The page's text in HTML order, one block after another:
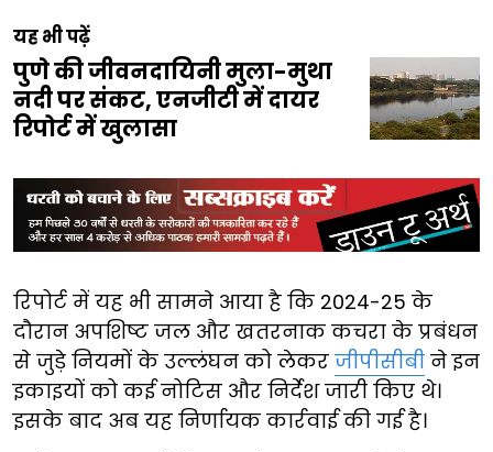
यह भी पढ़ें
पुणे की जीवनदायिनी मुला-मुथा
नदी पर संकट, एनजीटी में दायर
रिपोर्ट में खुलासा
रिपोर्ट में यह भी सामने आया है कि 2024-25 के
दौरान अपशिष्ट जल और खतरनाक कचरा के प्रबंधन
से जुड़े नियमों के उल्लंघन को लेकर जीपीसीबी ने इन
इकाइयों को कई नोटिस और निर्देश जारी किए थे।
इसके बाद अब यह निर्णायक कार्रवाई की गई है।